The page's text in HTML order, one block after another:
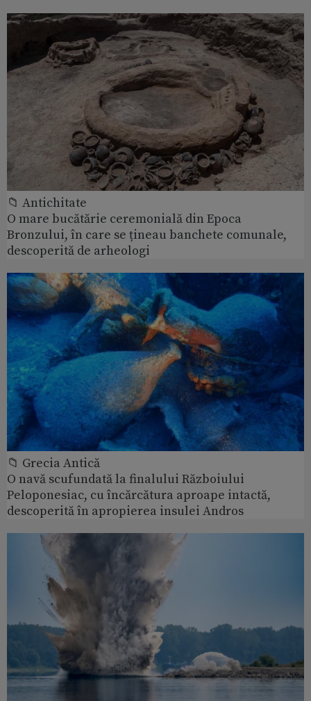
📁 Antichitate
O mare bucătărie ceremonială din Epoca
Bronzului, în care se țineau banchete comunale,
descoperită de arheologi
📁 Grecia Antică
O navă scufundată la finalului Războiului
Peloponesiac, cu încărcătura aproape intactă,
descoperită în apropierea insulei Andros